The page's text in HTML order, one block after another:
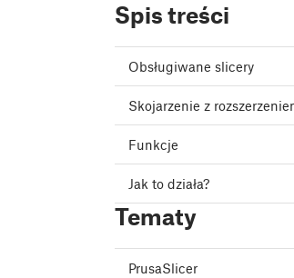
Spis treści
Obsługiwane slicery
Skojarzenie z
Funkcje
Jak to działa?
Tematy
PrusaSlicer